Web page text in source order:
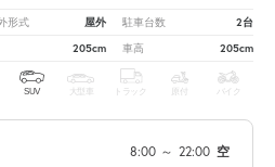
形式 屋外 駐車台数 2台
205cm 車高 205cm
SUV 大型車 トラック 原付 バイク
8:00 ～ 22:00 空